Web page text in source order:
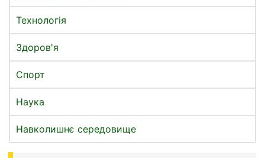
Технологія
Здоров'я
Спорт
Наука
Навколишнє середовище